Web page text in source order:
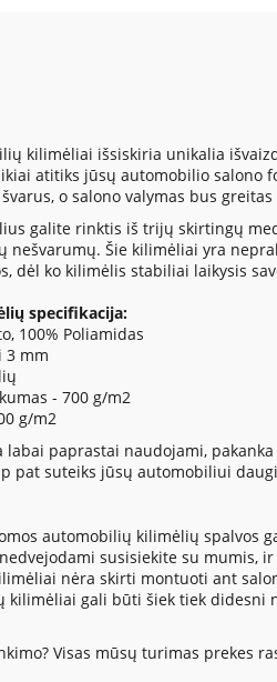
kilimėliai išsiskiria unikalia
atitiks jūsų automobilio salono
o salono valymas bus
galite rinktis iš trijų skirtingų
nešvarumų. Šie kilimėliai yra
dėl ko kilimėlis stabiliai laikysis
specifikacija:
100% Poliamidas
3 mm
- 700 g/m2
g/m2
paprastai naudojami,
pat suteiks jūsų automobiliui
automobilių kilimėlių spalvos
susisiekite su mumis,
nėra skirti montuoti ant
kilimėliai gali būti šiek tiek didesni
Visas mūsų turimas prekes